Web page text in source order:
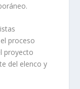
proceso
proyecto
del elenco y